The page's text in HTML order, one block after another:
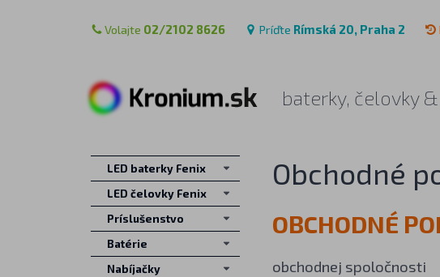
Volajte 02/2102 8626 Príďte Rímská 20, Praha 2
baterky, čelovky
Obchodné
OBCHODNÉ
obchodnej spoločnosti
LED baterky Fenix
LED čelovky Fenix
Príslušenstvo
Batérie
Nabíjačky